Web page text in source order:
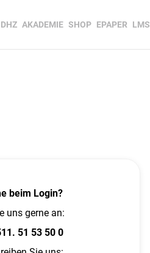
DHZ AKADEMIE SHOP EPAPER LMS
beim Login?
uns gerne an:
51 53 50 0